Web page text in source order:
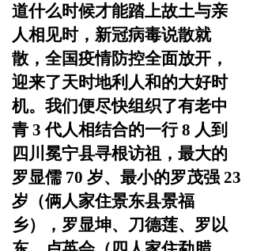
道什么时候才能踏上故土与亲
人相见时，新冠病毒说散就
散，全国疫情防控全面放开，
迎来了天时地利人和的大好时
机。我们便尽快组织了有老中
青 3 代人相结合的一行 8 人到
四川冕宁县寻根访祖，最大的
罗显儒 70 岁、最小的罗茂强 23
岁（俩人家住景东县景福
乡）， 罗显坤、刀德莲、罗以